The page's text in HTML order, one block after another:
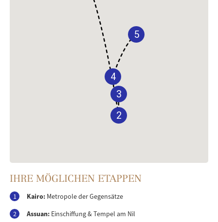
2
3
4
5
IHRE MÖGLICHEN ETAPPEN
1 Kairo: Metropole der Gegensätze
2
Assuan: Einschiffung & Tempel am Nil